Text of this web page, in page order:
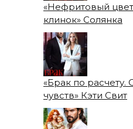
«Нефритовый
клинок» Солянка
«Брак по расчету.
чувств» Кэти Свит